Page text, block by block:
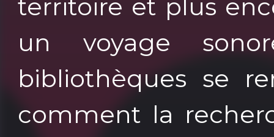
territoire et plus
un voyage
bibliothèques se
comment la